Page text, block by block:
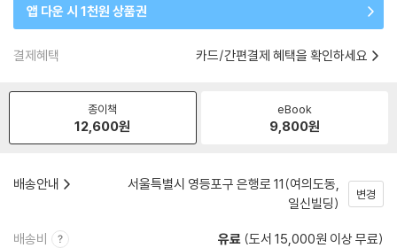
앱 다운 시 1천원 상품권
결제혜택 카드/간편결제 혜택을 확인하세요
종이책
12,600원
eBook
9,800원
배송안내
서울특별시 영등포구 은행로 11(여의도동,
일신빌딩)
변경
배송비 유료 (도서 15,000원 이상 무료)